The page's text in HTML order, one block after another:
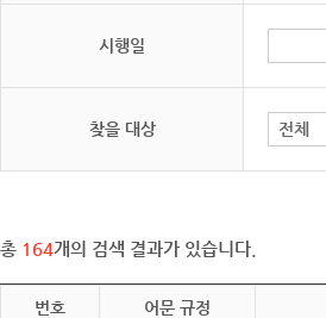
시행일
찾을 대상
총 164개의 검색 결과가 있습니다.
번호 어문 규정